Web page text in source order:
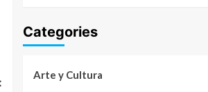
Categories
Arte y Cultura